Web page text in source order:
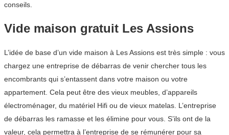
conseils.
Vide maison gratuit Les Assions
L’idée de base d’un vide maison à Les Assions est très simple : vous
chargez une entreprise de débarras de venir chercher tous les
encombrants qui s’entassent dans votre maison ou votre
appartement. Cela peut être des vieux meubles, d’appareils
électroménager, du matériel Hifi ou de vieux matelas. L’entreprise
de débarras les ramasse et les élimine pour vous. S’ils ont de la
valeur, cela permettra à l’entreprise de se rémunérer pour sa